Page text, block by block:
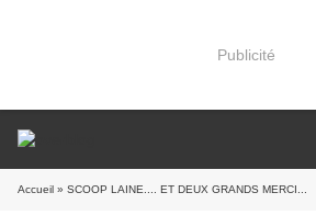
Publicité
Accueil » SCOOP LAINE.... ET DEUX GRANDS MERCI...